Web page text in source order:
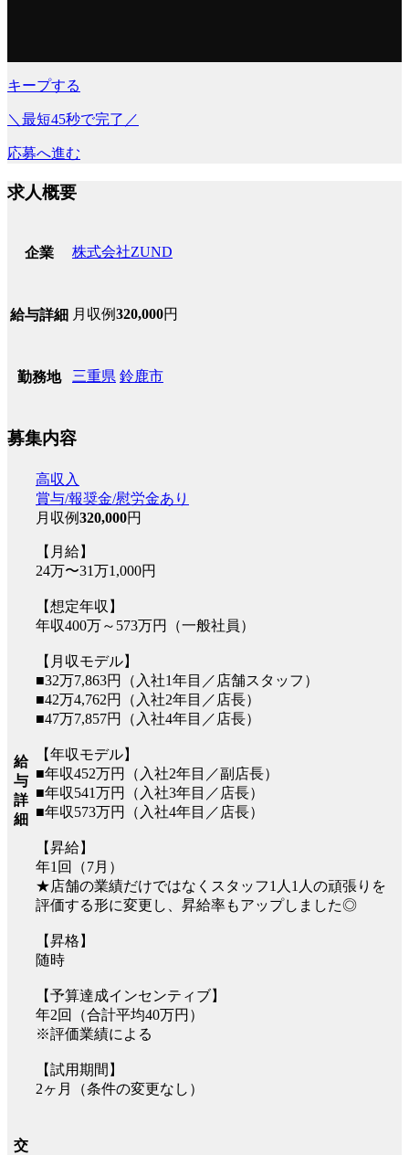
キープする
＼最短45秒で完了／
応募へ進む
求人概要
企業 株式会社ZUND
給与詳細 月収例320,000円
勤務地 三重県 鈴鹿市
募集内容
給
与
詳
細
高収入
賞与/報奨金/慰労金あり
月収例320,000円
【月給】
24万〜31万1,000円
【想定年収】
年収400万～573万円（一般社員）
【月収モデル】
■32万7,863円（入社1年目／店舗スタッフ）
■42万4,762円（入社2年目／店長）
■47万7,857円（入社4年目／店長）
【年収モデル】
■年収452万円（入社2年目／副店長）
■年収541万円（入社3年目／店長）
■年収573万円（入社4年目／店長）
【昇給】
年1回（7月）
★店舗の業績だけではなくスタッフ1人1人の頑張りを
評価する形に変更し、昇給率もアップしました◎
【昇格】
随時
【予算達成インセンティブ】
年2回（合計平均40万円）
※評価業績による
【試用期間】
2ヶ月（条件の変更なし）
交